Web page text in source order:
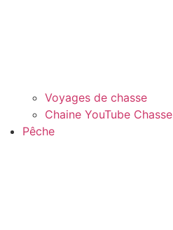
Voyages de chasse
Chaine YouTube Chasse
Pêche